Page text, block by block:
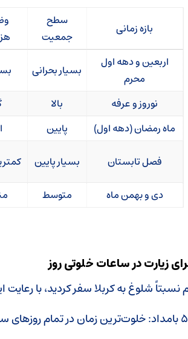
بازه زمانی
سطح
جمعیت
اربعین و دهه اول
محرم
بسیار بحرانی
نوروز و عرفه
بالا
ماه رمضان (دهه اول)
پایین
فصل تابستان
بسیار پایین
دی و بهمن ماه
متوسط
زیارت در ساعات خلوتی روز
نسبتاً شلوغ به کربلا سفر کردید، با